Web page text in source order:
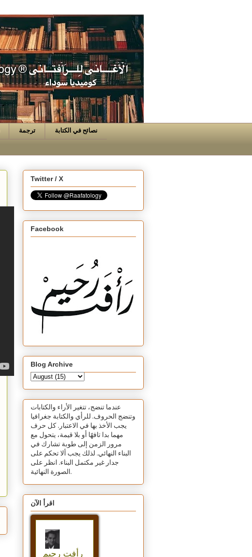
ترجمة نصائح في الكتابة
Twitter / X
Facebook
Blog Archive
عندما تنضج، تتغير الأراء والكتابات
وتنضج الحروف. للرأي والكتابة جغرافيا
يجب الأخذ بها في الاعتبار. كل حرف
مهما بدا تافهًا أو بلا قيمة، يتحول مع
مرور الزمن إلى طوبة تشارك في
البناء النهائي. لذلك يجب ألا تحكم على
جدار غير مكتمل البناء. انظر على
الصورة النهائية.
اقرأ الآن